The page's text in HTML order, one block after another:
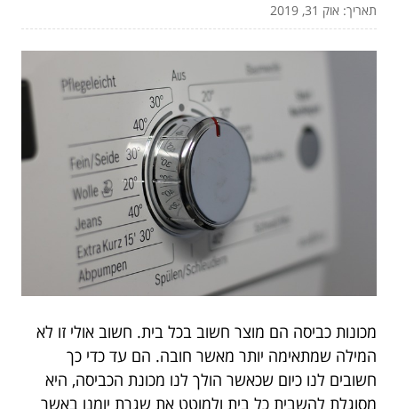
תאריך: אוק 31, 2019
מכונות כביסה הם מוצר חשוב בכל בית. חשוב אולי זו לא
המילה שמתאימה יותר מאשר חובה. הם עד כדי כך
חשובים לנו כיום שכאשר הולך לנו מכונת הכביסה, היא
מסוגלת להשבית כל בית ולמוטט את שגרת יומנו באשר